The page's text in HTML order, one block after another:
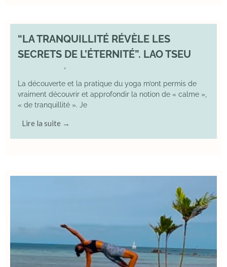
“LA TRANQUILLITÉ RÉVÈLE LES
SECRETS DE L’ÉTERNITÉ”. LAO TSEU
•
La découverte et la pratique du yoga m’ont permis de
vraiment découvrir et approfondir la notion de « calme »,
« de tranquillité ». Je
Lire la suite →